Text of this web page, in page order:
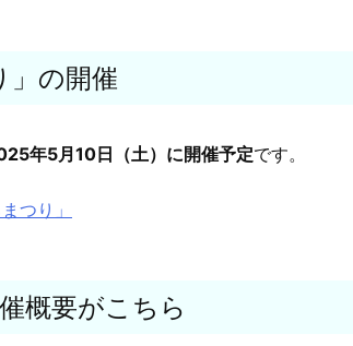
」の開催
年5月10日（土）に開催予定です。
つり」
概要がこちら